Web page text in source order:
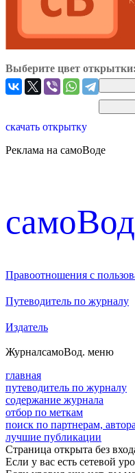
Выберите цвет открытки:
скачать открытку
Реклама на самоВоде
cамоВод
Правоотношения с
Путеводитель по журналу
Издатель
ЖурналсамоВод. меню
главная
путеводитель по журналу
содержание журнала
отбор по меткам
поиск по партнерам,
лучшие публикации
Страница открыта без
Если у вас есть сетевой